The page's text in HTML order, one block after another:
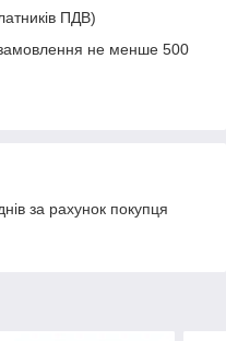
ПДВ)
не менше 500
за рахунок покупця